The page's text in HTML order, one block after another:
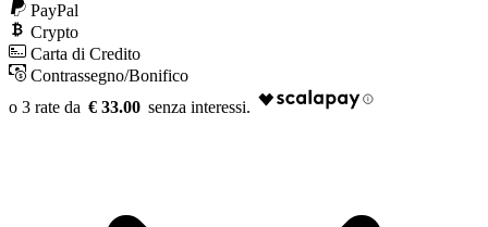
PayPal
Crypto
Carta di Credito
Contrassegno/Bonifico
€ 33.00